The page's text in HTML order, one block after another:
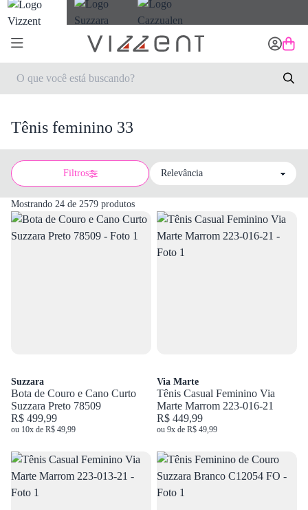
Tênis feminino 33
Filtros
Sort by
Mostrando 24 de 2579 produtos
Suzzara
Bota de Couro e Cano Curto
Suzzara Preto 78509
R$ 499,99
ou 10x de R$ 49,99
Via Marte
Tênis Casual Feminino Via
Marte Marrom 223-016-21
R$ 449,99
ou 9x de R$ 49,99